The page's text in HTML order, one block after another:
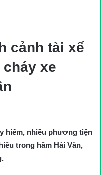
cảnh tài xế
cháy xe
hiểm, nhiều phương tiện
trong hầm Hải Vân,